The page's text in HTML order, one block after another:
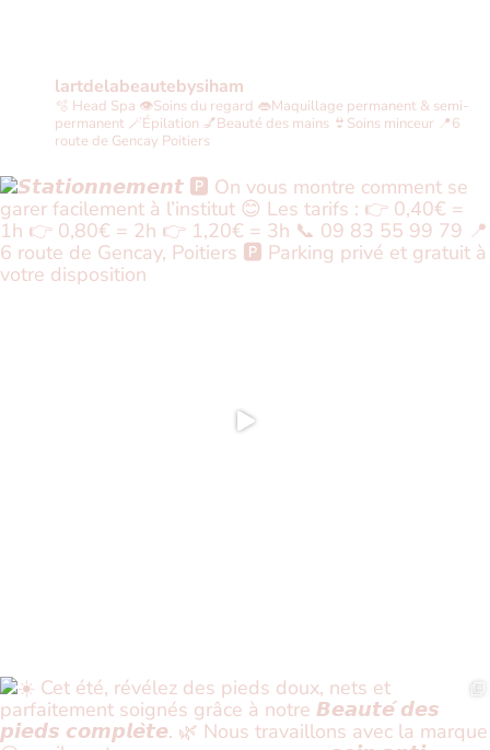
lartdelabeautebysiham
🫧 Head Spa 👁Soins du regard 👄Maquillage permanent & semi-
permanent 🪄Épilation 💅Beauté des mains 👙Soins minceur
📍6
route de Gencay Poitiers